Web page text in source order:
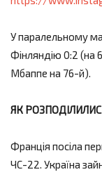
У паралельному
Фінляндію 0:2 (на
Мбаппе на 76-й).
ЯК
Франція посіла
ЧС-22. Україна